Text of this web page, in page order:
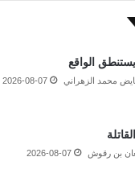
يستنطق الواقع
محمد الزهراني 2026-08-07
بن رقوش 2026-08-07